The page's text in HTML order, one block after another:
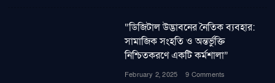
“ডিজিটাল উদ্ভাবনের নৈতিক ব্যবহার:
সামাজিক সংহতি ও অন্তর্ভুক্তি
নিশ্চিতকরণে একটি কর্মশালা”
February 2, 2025 9 Comments